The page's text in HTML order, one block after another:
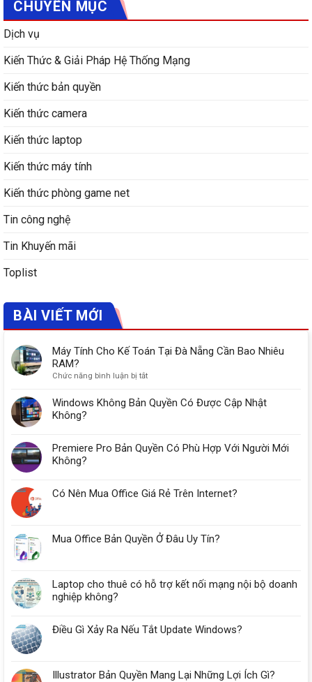
CHUYÊN MỤC
Dịch vụ
Kiến Thức & Giải Pháp Hệ Thống Mạng
Kiến thức bản quyền
Kiến thức camera
Kiến thức laptop
Kiến thức máy tính
Kiến thức phòng game net
Tin công nghệ
Tin Khuyến mãi
Toplist
BÀI VIẾT MỚI
Máy Tính Cho Kế Toán Tại Đà Nẵng Cần Bao Nhiêu
RAM?
Chức năng bình luận bị tắtở
Tính
Cho
Tại
Bao
Windows Không Bản Quyền Có Được Cập Nhật
Không?
Premiere Pro Bản Quyền Có Phù Hợp Với Người Mới
Không?
Có Nên Mua Office Giá Rẻ Trên Internet?
Mua Office Bản Quyền Ở Đâu Uy Tín?
Laptop cho thuê có hỗ trợ kết nối mạng nội bộ doanh
nghiệp không?
Điều Gì Xảy Ra Nếu Tắt Update Windows?
Illustrator Bản Quyền Mang Lại Những Lợi Ích Gì?